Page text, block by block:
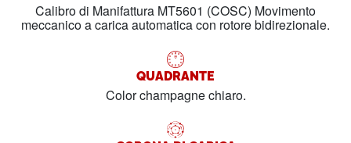
Calibro di Manifattura MT5601 (COSC) Movimento
meccanico a carica automatica con rotore bidirezionale.
QUADRANTE
Color champagne chiaro.